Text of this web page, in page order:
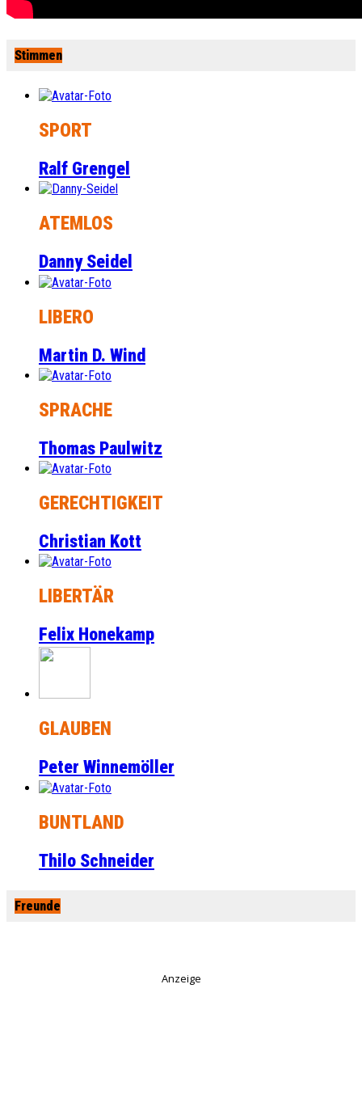
Stimmen
SPORT
Ralf Grengel
ATEMLOS
Danny Seidel
LIBERO
Martin D. Wind
SPRACHE
Thomas Paulwitz
GERECHTIGKEIT
Christian Kott
LIBERTÄR
Felix Honekamp
GLAUBEN
Peter Winnemöller
BUNTLAND
Thilo Schneider
Freunde
Anzeige